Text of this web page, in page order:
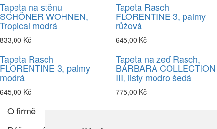
Tapeta na stěnu
SCHÖNER WOHNEN,
Tropical modrá
833,00 Kč
Tapeta Rasch
FLORENTINE 3, palmy
růžová
645,00 Kč
Tapeta Rasch
FLORENTINE 3, palmy
modrá
645,00 Kč
Tapeta na zeď Rasch,
BARBARA COLLECTION
III, listy modro šedá
775,00 Kč
O firmě